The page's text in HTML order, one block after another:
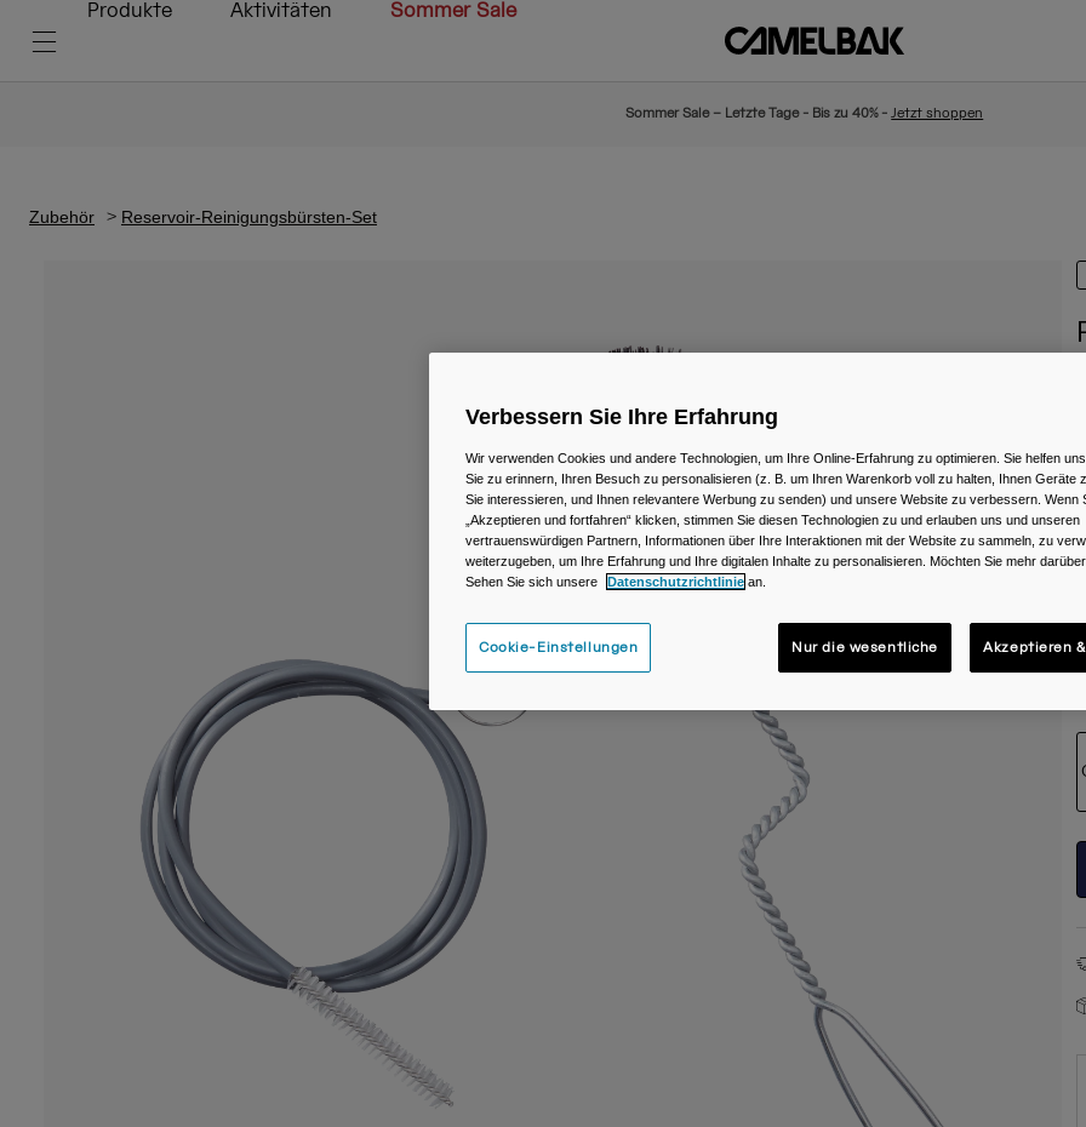
Produkte Aktivitäten Sommer Sale
Sommer Sale – Letzte Tage - Bis zu 40% -Jetzt shoppen
Zubehör Reservoir-Reinigungsbürsten-Set
Verbessern Sie Ihre Erfahrung
Wir verwenden Cookies und andere Technologien, um Ihre Online-Erfahrung zu optimieren. Sie helfen
Sie zu erinnern, Ihren Besuch zu personalisieren (z. B. um Ihren Warenkorb voll zu halten, Ihnen Geräte
Sie interessieren, und Ihnen relevantere Werbung zu senden) und unsere Website zu verbessern. Wenn
„Akzeptieren und fortfahren“ klicken, stimmen Sie diesen Technologien zu und erlauben uns und unseren
vertrauenswürdigen Partnern, Informationen über Ihre Interaktionen mit der Website zu sammeln, zu
weiterzugeben, um Ihre Erfahrung und Ihre digitalen Inhalte zu personalisieren. Möchten Sie mehr
Sehen Sie sich unsere
Datenschutzrichtlinie an.
Cookie-Einstellungen Nur die wesentliche Akzeptieren